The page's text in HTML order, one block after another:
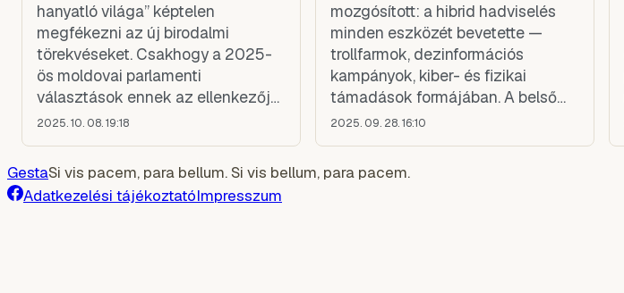
hanyatló világa” képtelen
megfékezni az új birodalmi
törekvéseket. Csakhogy a 2025-
ös moldovai parlamenti
választások ennek az ellenkezőjét
bizonyították. Moldova, ez a
rekedt ország, világossá tette: a
Kreml hibrid háborúja nem
2025. 10. 08. 19:18
mozgósított: a hibrid hadviselés
minden eszközét bevetette —
trollfarmok, dezinformációs
kampányok, kiber- és fizikai
támadások formájában. A belső
törékenységek — mint a
vagy a politikai eliten belüli orosz-
2025. 09. 28. 16:10
GestaSi vis pacem, para bellum. Si vis bellum, para pacem.
Adatkezelési tájékoztatóImpresszum